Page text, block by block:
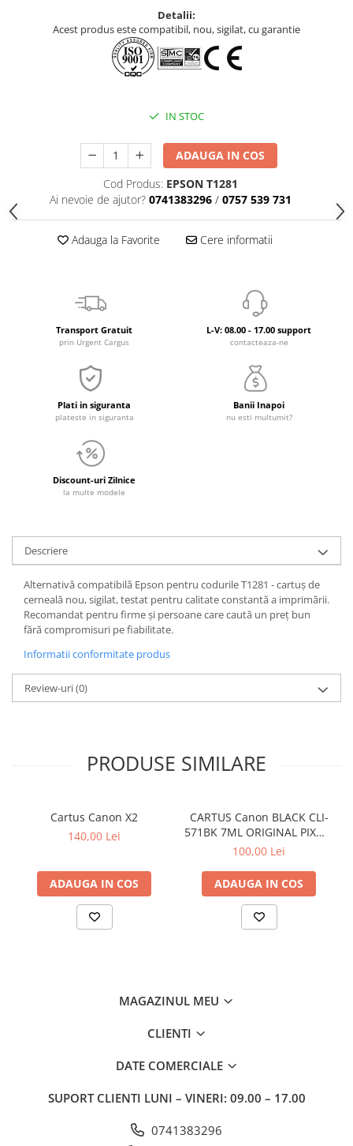
Detalii:
Acest produs este compatibil, nou, sigilat, cu garantie
IN STOC
ADAUGA IN COS
Cod Produs: EPSON T1281
Ai nevoie de ajutor? 0741383296 / 0757 539 731
Adauga la Favorite Cere informatii
Transport Gratuit
prin Urgent Cargus
L-V: 08.00 - 17.00 support
contacteaza-ne
Plati in siguranta
plateste in siguranta
Banii Inapoi
nu esti multumit?
Discount-uri Zilnice
la multe modele
Descriere
Alternativă compatibilă Epson pentru codurile T1281 - cartuș de
cerneală nou, sigilat, testat pentru calitate constantă a imprimării.
Recomandat pentru firme și persoane care caută un preț bun
fără compromisuri pe fiabilitate.
Informatii conformitate produs
Review-uri(0)
PRODUSE SIMILARE
Cartus Canon X2
140,00 Lei
ADAUGA IN COS
CARTUS Canon BLACK CLI-
571BK 7ML ORIGINAL PIXMA
MG6850
100,00 Lei
ADAUGA IN COS
MAGAZINUL MEU
CLIENTI
DATE COMERCIALE
SUPORT CLIENTI LUNI – VINERI: 09.00 – 17.00
0741383296